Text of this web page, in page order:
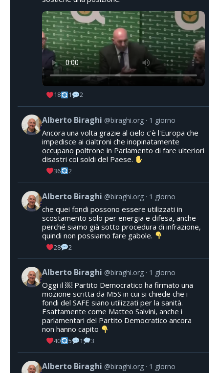
18 1 2
Alberto Biraghi @biraghi.org 1 giorno
Ancora una volta grazie al cielo c'è l'Europa che
impedisce ai cialtroni che inopinatamente
occupano poltrone in Parlamento di fare ulteriori
disastri coi soldi del Paese.
36 2
Alberto Biraghi @biraghi.org 1 giorno
che quei fondi possono essere utilizzati in
scostamento solo per energia e difesa, anche
perché siamo già sotto procedura di infrazione,
quindi non possiamo fare gabole.
28 2
Alberto Biraghi @biraghi.org 1 giorno
Oggi il ￼ Partito Democratico ha firmato una
mozione scritta da M5S in cui si chiede che i
fondi del SAFE siano utilizzati per la sanità.
Esattamente come Matteo Salvini, anche i
parlamentari del Partito Democratico ancora
non hanno capito
40 5 1 3
Alberto Biraghi @biraghi.org 1 giorno